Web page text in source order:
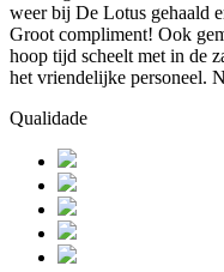
weer bij De Lotus gehaald
Groot compliment! Ook
hoop tijd scheelt met in de
het vriendelijke personeel.
Qualidade